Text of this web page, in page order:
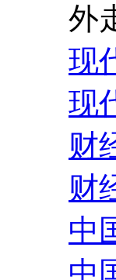
外
现
现
财
财
中
中